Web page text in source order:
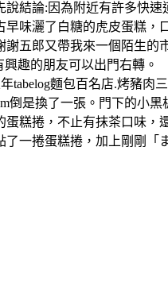
結論:因為附近有許多快
味灑了白糖的虎皮蛋糕
五郎又帶我來一個陌生
趣的朋友可以出門右轉。
tabelog麵包百名店.烤豬
倒是換了一張。門下的小
糕捲，不止有抹茶口味
一捲蛋糕捲，加上剛剛「